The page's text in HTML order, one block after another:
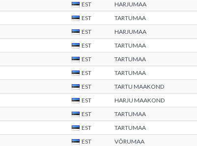
EST
HARJUMAA
EST
TARTUMAA
EST
HARJUMAA
EST
TARTUMAA
EST TARTUMAA
EST
TARTUMAA
EST
TARTU MAAKOND
EST
HARJU MAAKOND
EST
TARTUMAA
EST
TARTUMAA
EST VÕRUMAA